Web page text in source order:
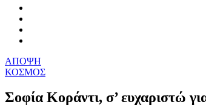
ΑΠΟΨΗ
ΚΟΣΜΟΣ
Σοφία Κοράντι, σ’ ευχαριστώ